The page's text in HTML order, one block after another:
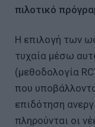
πιλοτικό
Η επιλογή των
τυχαία μέσω
(μεθοδολογία
που
επιδότηση
πληρούνται οι